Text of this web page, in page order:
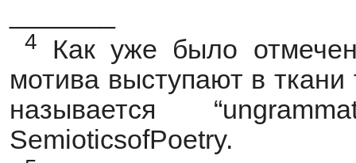
4
Как уже было
мотива выступают в
называется
SemioticsofPoetry.